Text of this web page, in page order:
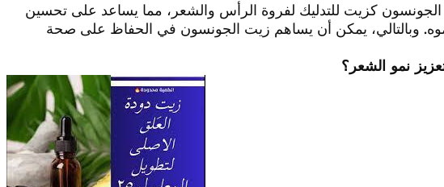
كزيت للتدليك لفروة الرأس والشعر، مما يساعد على تحسين
وبالتالي، يمكن أن يساهم زيت الجونسون في الحفاظ على صحة
نمو الشعر؟